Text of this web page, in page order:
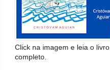
Click na imagem e leia o livro
completo.